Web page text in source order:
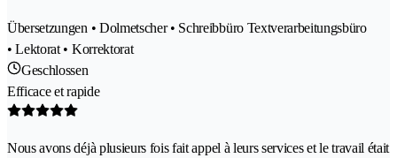
Übersetzungen • Dolmetscher • Schreibbüro Textverarbeitungsbüro
• Lektorat • Korrektorat
Geschlossen
Efficace et rapide
Nous avons déjà plusieurs fois fait appel à leurs services et le travail était